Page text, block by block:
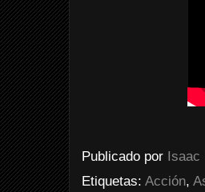
Publicado por Isaac
Etiquetas: Acción,